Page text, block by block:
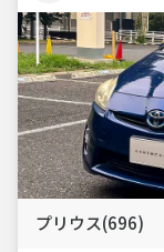
プリウス(696)